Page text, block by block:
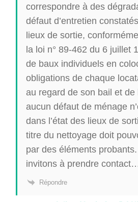
correspondre à des
défaut d’entretien
lieux de sortie,
la loi n° 89-462 du 6 juillet
de baux individuels en
obligations de chaque
au regard de son bail et de
aucun défaut de ménage
dans l’état des lieux de
titre du nettoyage doit
par des éléments
invitons à prendre contact
Répondre